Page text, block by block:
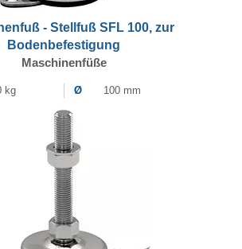
- Stellfuß SFL 100, zur
Bodenbefestigung
Maschinenfüße
kg Ø 100 mm